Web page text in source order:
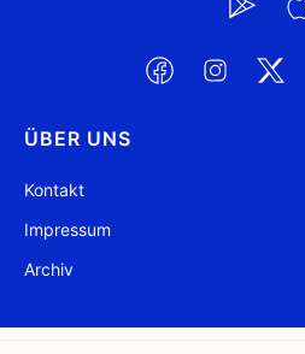
ÜBER UNS
Kontakt
Impressum
Archiv